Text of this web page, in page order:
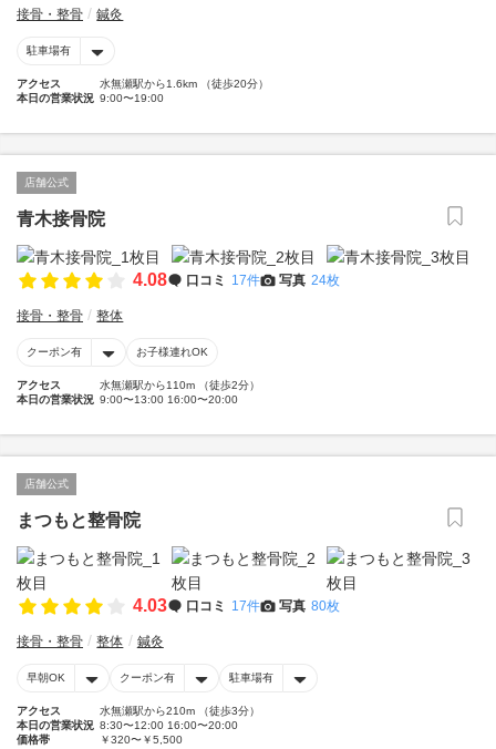
接骨・整骨 鍼灸
駐車場有
アクセス
水無瀬駅から1.6km （徒歩20分）
本日の営業状況 9:00〜19:00
店舗公式
青木接骨院
4.08 口コミ 17件 写真 24枚
接骨・整骨 整体
クーポン有 お子様連れOK
アクセス
水無瀬駅から110m （徒歩2分）
本日の営業状況 9:00〜13:00 16:00〜20:00
店舗公式
まつもと整骨院
4.03 口コミ 17件 写真 80枚
接骨・整骨 整体 鍼灸
早朝OK クーポン有 駐車場有
アクセス
水無瀬駅から210m （徒歩3分）
本日の営業状況 8:30〜12:00 16:00〜20:00
価格帯
￥320〜￥5,500